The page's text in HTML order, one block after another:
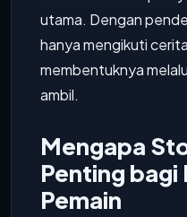
utama. Dengan
hanya mengikuti
membentuknya
ambil.
Mengapa
Penting
Pemain